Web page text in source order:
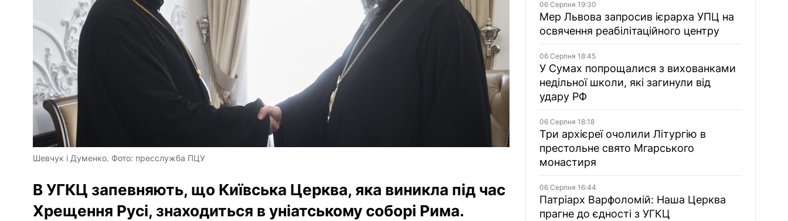
Шевчук і Думенко. Фото: пресслужба ПЦУ
В УГКЦ запевняють, що Київська Церква, яка виникла під час
Хрещення Русі, знаходиться в уніатському соборі Рима.
06 Серпня 19:30
Мер Львова запросив ієрарха УПЦ на
освячення реабілітаційного центру
06 Серпня 18:45
У Сумах попрощалися з вихованками
недільної школи, які загинули від
удару РФ
06 Серпня 18:18
Три архієреї очолили Літургію в
престольне свято Мгарського
монастиря
06 Серпня 16:44
Патріарх Варфоломій: Наша Церква
прагне до єдності з УГКЦ